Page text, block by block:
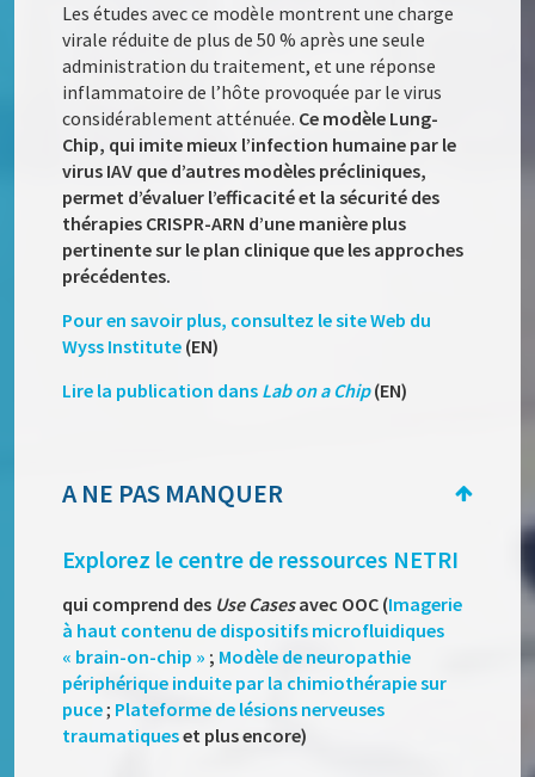
Les études avec ce modèle montrent une charge
virale réduite de plus de 50 % après une seule
administration du traitement, et une réponse
inflammatoire de l’hôte provoquée par le virus
considérablement atténuée. Ce modèle Lung-
Chip, qui imite mieux l’infection humaine par le
virus IAV que d’autres modèles précliniques,
permet d’évaluer l’efficacité et la sécurité des
thérapies CRISPR-ARN d’une manière plus
pertinente sur le plan clinique que les approches
précédentes.
Pour en savoir plus, consultez le site Web du
Wyss Institute (EN)
Lire la publication dans Lab on a Chip(EN)
A NE PAS MANQUER
Explorez le centre de ressources NETRI
qui comprend des Use Casesavec OOC (Imagerie
à haut contenu de dispositifs microfluidiques
« brain-on-chip » ; Modèle de neuropathie
périphérique induite par la chimiothérapie sur
puce; Plateforme de lésions nerveuses
traumatiqueset plus encore)